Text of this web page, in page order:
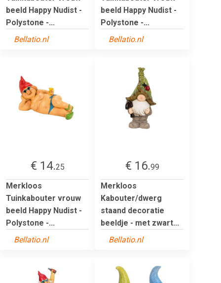
beeld Happy Nudist -
Polystone -...
Bellatio.nl
beeld Happy Nudist -
Polystone -...
Bellatio.nl
€ 14.25
Merkloos
Tuinkabouter vrouw
beeld Happy Nudist -
Polystone -...
Bellatio.nl
€ 16.99
Merkloos
Kabouter/dwerg
staand decoratie
beeldje - met zwart...
Bellatio.nl